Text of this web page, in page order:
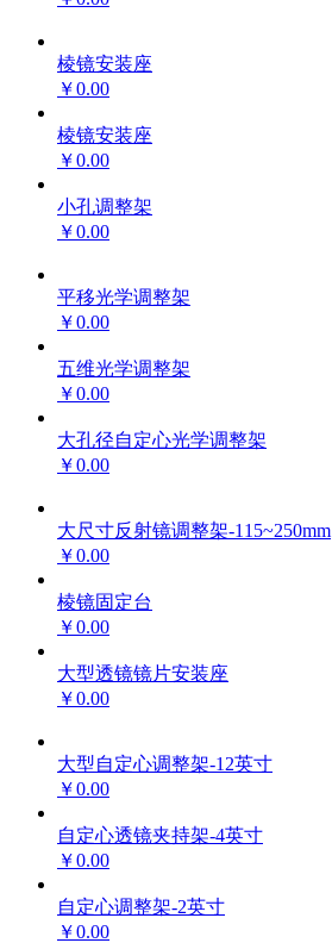
棱镜安装座
￥0.00
棱镜安装座
￥0.00
小孔调整架
￥0.00
平移光学调整架
￥0.00
五维光学调整架
￥0.00
大孔径自定心光学调整架
￥0.00
大尺寸反射镜调整架-115~250mm
￥0.00
棱镜固定台
￥0.00
大型透镜镜片安装座
￥0.00
大型自定心调整架-12英寸
￥0.00
自定心透镜夹持架-4英寸
￥0.00
自定心调整架-2英寸
￥0.00